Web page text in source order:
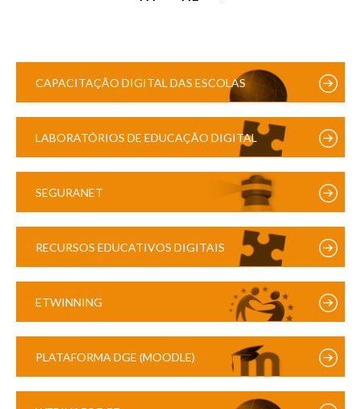
CAPACITAÇÃO DIGITAL DAS ESCOLAS
LABORATÓRIOS DE EDUCAÇÃO DIGITAL
SEGURANET
RECURSOS EDUCATIVOS DIGITAIS
ETWINNING
PLATAFORMA DGE (MOODLE)